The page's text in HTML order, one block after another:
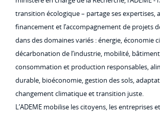
transition écologique – partage ses expertises,
financement et l’accompagnement de projets
dans des domaines variés : énergie, économie
décarbonation de l’industrie, mobilité,
consommation et production responsables,
durable, bioéconomie, gestion des sols,
changement climatique et transition juste.
L’ADEME mobilise les citoyens, les entreprises